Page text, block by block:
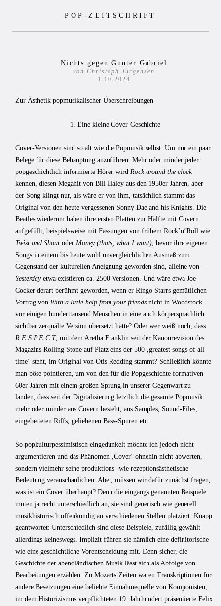
POP-ZEITSCHRIFT
Nichts gegen Gunter Gabriel
von Christoph Jürgensen
1.10.2024
Zur Ästhetik popmusikalischer Überschreibungen
1. Eine kleine Cover-Geschichte
Cover-Versionen sind so alt wie die Popmusik selbst. Um nur ein paar
Belege für diese Behauptung anzuführen: Mehr oder minder jeder
popgeschichtlich informierte Hörer wird Rock around the clock
kennen, diesen Megahit von Bill Haley aus den 1950er Jahren, aber
der Song klingt nur, als wäre er von ihm, tatsächlich stammt das
Original von den heute vergessenen Sonny Dae and his Knights. Die
Beatles wiederum haben ihre ersten Platten zur Hälfte mit Covern
aufgefüllt, beispielsweise mit Fassungen von frühem Rock’n‘Roll wie
Twist and Shout oder Money (thats, what I want) , bevor ihre eigenen
Songs in einem bis heute wohl unvergleichlichen Ausmaß zum
Gegenstand der kulturellen Aneignung geworden sind, alleine von
Yesterdayetwa existieren ca. 2500 Versionen. Und wäre etwa Joe
Cocker derart berühmt geworden, wenn er Ringo Starrs gemütlichen
Vortrag von With a little help from your friends nicht in Woodstock
vor einigen hunderttausend Menschen in eine auch körpersprachlich
sichtbar zerquälte Version übersetzt hätte? Oder wer weiß noch, dass
R.E.S.P.E.C.T, mit dem Aretha Franklin seit der Kanonrevision des
Magazins Rolling Stone auf Platz eins der 500 ‚greatest songs of all
time‘ steht, im Original von Otis Redding stammt? Schließlich könnte
man böse pointieren, um von den für die Popgeschichte formativen
60er Jahren mit einem großen Sprung in unserer Gegenwart zu
landen, dass seit der Digitalisierung letztlich die gesamte Popmusik
mehr oder minder aus Covern besteht, aus Samples, Sound-Files,
eingebetteten Riffs, geliehenen Bass-Spuren etc.
So popkulturpessimistisch eingedunkelt möchte ich jedoch nicht
argumentieren und das Phänomen ‚Cover‘ ohnehin nicht abwerten,
sondern vielmehr seine produktions- wie rezeptionsästhetische
Bedeutung veranschaulichen. Aber, müssen wir dafür zunächst fragen,
was ist ein Cover überhaupt? Denn die eingangs genannten Beispiele
muten ja recht unterschiedlich an, sie sind generisch wie generell
musikhistorisch offenkundig an verschiedenen Stellen platziert. Knapp
geantwortet: Unterschiedlich sind diese Beispiele, zufällig gewählt
allerdings keineswegs. Implizit führen sie nämlich eine definitorische
wie eine geschichtliche Vorentscheidung mit. Denn sicher, die
Geschichte der abendländischen Musik lässt sich als Abfolge von
Bearbeitungen erzählen: Zu Mozarts Zeiten waren Transkriptionen für
andere Besetzungen eine beliebte Einnahmequelle von Komponisten,
im dem Historizismus verpflichteten 19. Jahrhundert präsentierte Felix